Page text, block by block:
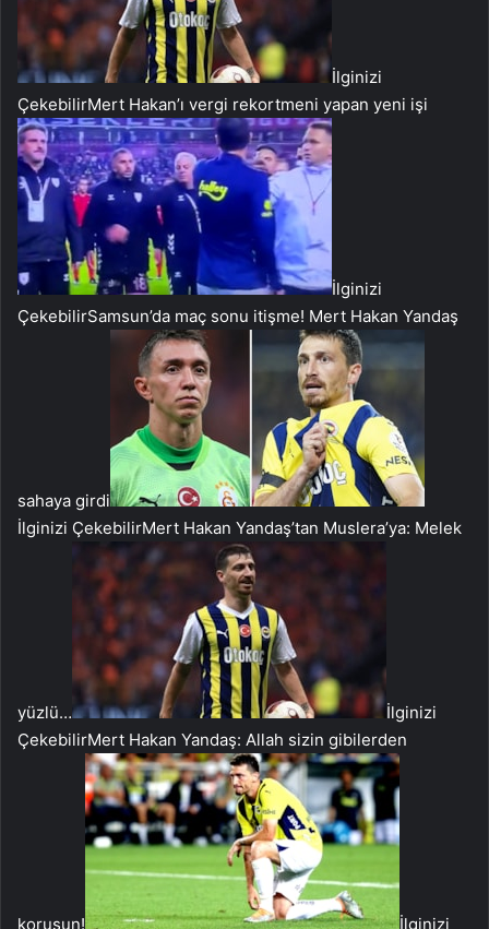
İlginizi
ÇekebilirMert Hakan’ı vergi rekortmeni yapan yeni işi
İlginizi
ÇekebilirSamsun’da maç sonu itişme! Mert Hakan Yandaş
sahaya girdi
İlginizi ÇekebilirMert Hakan Yandaş’tan Muslera’ya: Melek
yüzlü…
İlginizi
ÇekebilirMert Hakan Yandaş: Allah sizin gibilerden
korusun! İlginizi